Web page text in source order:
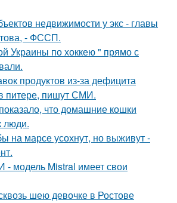
недвижимости у экс - главы
- ФССП.
Украины по хоккею " прямо с
продуктов из-за дефицита
питере, пишут СМИ.
что домашние кошки
люди.
на марсе усохнут, но выживут -
- модель Mistral имеет свои
шею девочке в Ростове